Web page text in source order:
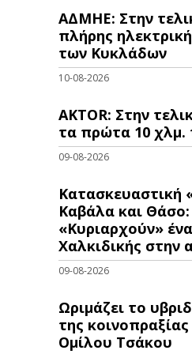
ΑΔΜΗΕ: Στην
πλήρης
των Κυκλάδων
10-08-2026
AKTOR: Στην
τα πρώτα 10
09-08-2026
Κατασκευαστική
Καβάλα και Θάσο:
«Κυριαρχούν»
Χαλκιδικής στην
09-08-2026
Ωριμάζει το
της
Ομίλου Τσάκου